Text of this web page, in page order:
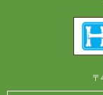
〒